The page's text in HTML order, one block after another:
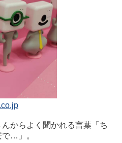
からよく聞かれる言葉「ち
で…」。